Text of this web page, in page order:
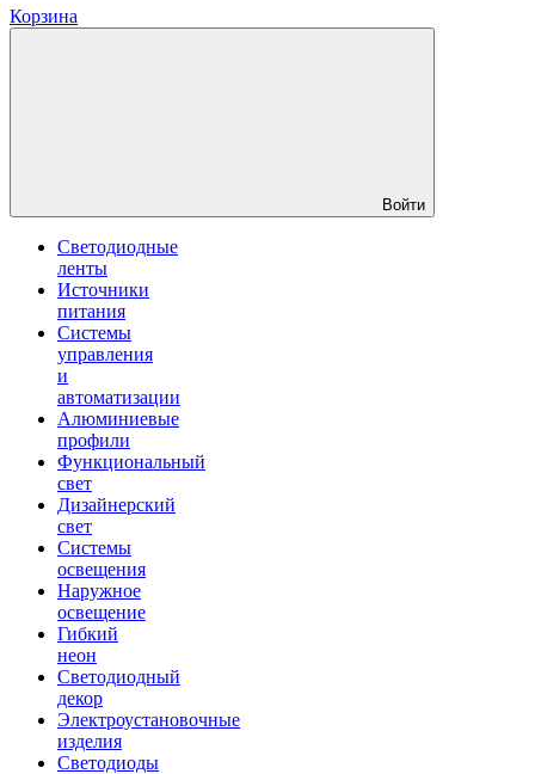
Корзина
Войти
Светодиодные
ленты
Источники
питания
Системы
управления
и
автоматизации
Алюминиевые
профили
Функциональный
свет
Дизайнерский
свет
Системы
освещения
Наружное
освещение
Гибкий
неон
Светодиодный
декор
Электроустановочные
изделия
Светодиоды